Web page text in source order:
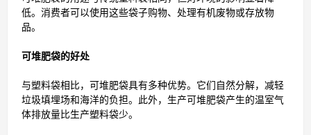
低。消费者可以使用这些袋子购物、处理有机废物或存放物
品。
可堆肥袋的好处
与塑料袋相比，可堆肥袋具有多种优势。它们自然分解，减轻
垃圾填埋场和海洋的负担。此外，生产可堆肥袋产生的温室气
体排放量比生产塑料袋少。